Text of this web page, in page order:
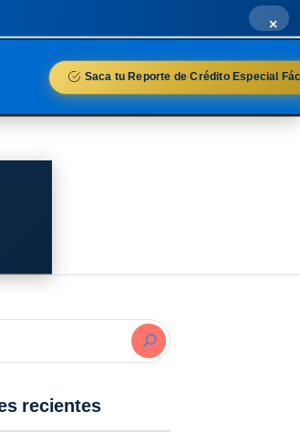
×
Saca tu Reporte de Crédito Especial
recientes